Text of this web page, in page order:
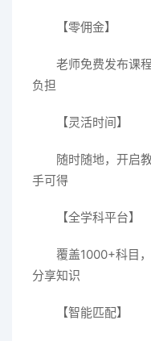
【零佣金】
老师免费发布课
负担
【灵活时间】
随时随地，开启
手可得
【全学科平台】
覆盖1000+科目
分享知识
【智能匹配】